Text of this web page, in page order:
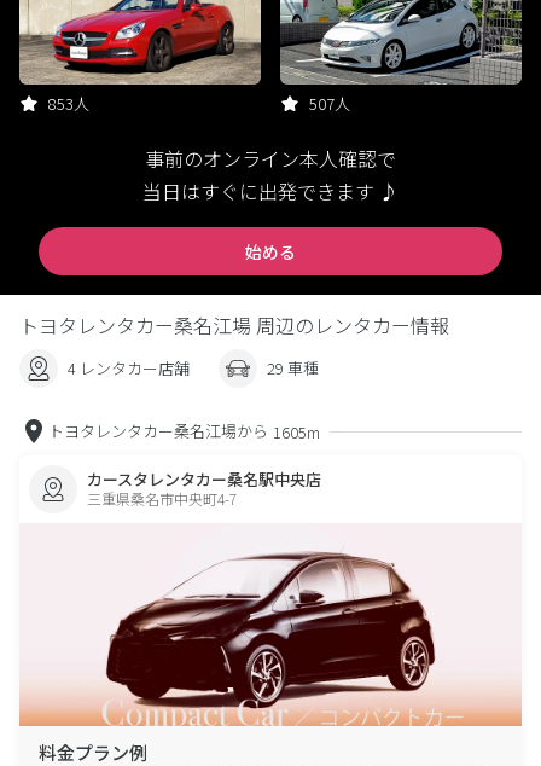
853人 507人
事前のオンライン本人確認で
当日はすぐに出発できます ♪
始める
トヨタレンタカー桑名江場 周辺のレンタカー情報
4 レンタカー店舗 29 車種
トヨタレンタカー桑名江場から 1605m
カースタレンタカー桑名駅中央店
三重県桑名市中央町4-7
料金プラン例